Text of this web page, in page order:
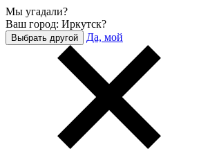
Мы угадали?
Ваш город: Иркутск?
Выбрать другой Да, мой